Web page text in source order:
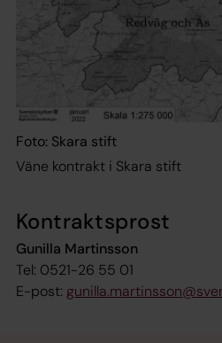
Foto: Skara stift
Väne kontrakt i Skara stift
Kontraktsprost
Gunilla Martinsson
Tel: 0521-26 55 01
E-post: